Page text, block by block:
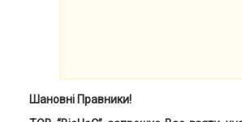
Шановні Правники!